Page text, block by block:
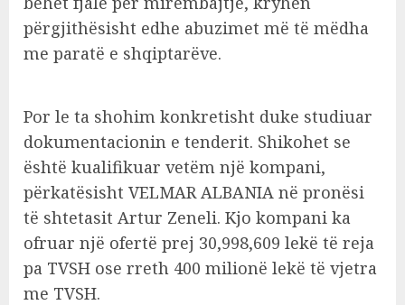
përgjithësisht edhe abuzimet më të mëdha
me paratë e shqiptarëve.
Por le ta shohim konkretisht duke studiuar
dokumentacionin e tenderit. Shikohet se
është kualifikuar vetëm një kompani,
përkatësisht VELMAR ALBANIA në pronësi
të shtetasit Artur Zeneli. Kjo kompani ka
ofruar një ofertë prej 30,998,609 lekë të reja
pa TVSH ose rreth 400 milionë lekë të vjetra
me TVSH.